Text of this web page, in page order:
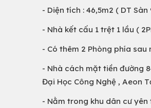
- Diện tích : 46,5m2 ( DT Sàn
- Nhà kết cấu 1 trệt 1 lầu (
- Có thêm 2 Phòng phía
- Nhà cách mặt tiền đường
Đại Học Công Nghệ , Aeon
- Nằm trong khu dân cư